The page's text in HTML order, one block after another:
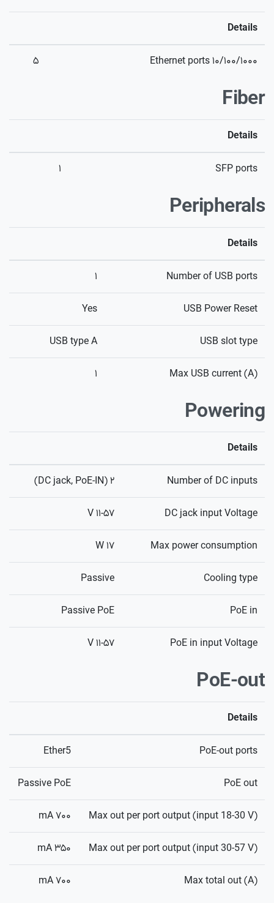
Details
۱۰/۱۰۰/۱۰۰۰ Ethernet ports ۵
Fiber
Details
SFP ports ۱
Peripherals
Details
Number of USB ports ۱
USB Power Reset
Yes
USB slot type
USB type A
Max USB current (A) ۱
Powering
Details
Number of DC inputs ۲ (DC jack, PoE-IN)
DC jack input Voltage ۱۱-۵۷ V
Max power consumption ۱۷ W
Cooling type
Passive
PoE in
Passive PoE
PoE in input Voltage ۱۱-۵۷ V
PoE-out
Details
PoE-out ports
Ether5
PoE out
Passive PoE
Max out per port output (input 18-30 V) ۷۰۰ mA
Max out per port output (input 30-57 V) ۳۵۰ mA
Max total out (A) ۷۰۰ mA